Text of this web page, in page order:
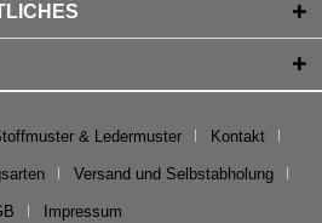
& Ledermuster Kontakt
Versand und Selbstabholung
Impressum